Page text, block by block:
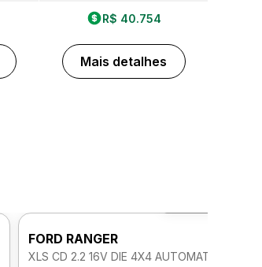
R$ 40.754
Mais detalhes
FORD RANGER
XLS CD 2.2 16V DIE 4X4 AUTOMATICO